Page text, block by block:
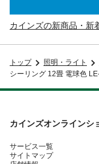
カインズの新商品・新
トップ 照明・ライト
シーリング 12畳 電球色
カインズオンラインシ
サービス一覧
サイトマップ